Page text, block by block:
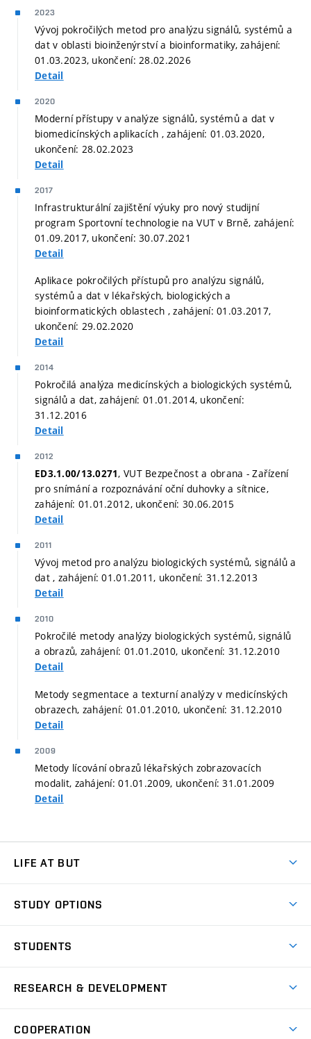
2023
Vývoj pokročilých metod pro analýzu signálů, systémů a
dat v oblasti bioinženýrství a bioinformatiky, zahájení:
01.03.2023, ukončení: 28.02.2026
Detail
2020
Moderní přístupy v analýze signálů, systémů a dat v
biomedicínských aplikacích , zahájení: 01.03.2020,
ukončení: 28.02.2023
Detail
2017
Infrastrukturální zajištění výuky pro nový studijní
program Sportovní technologie na VUT v Brně, zahájení:
01.09.2017, ukončení: 30.07.2021
Detail
Aplikace pokročilých přístupů pro analýzu signálů,
systémů a dat v lékařských, biologických a
bioinformatických oblastech , zahájení: 01.03.2017,
ukončení: 29.02.2020
Detail
2014
Pokročilá analýza medicínských a biologických systémů,
signálů a dat, zahájení: 01.01.2014, ukončení:
31.12.2016
Detail
2012
ED3.1.00/13.0271, VUT Bezpečnost a obrana - Zařízení
pro snímání a rozpoznávání oční duhovky a sítnice,
zahájení: 01.01.2012, ukončení: 30.06.2015
Detail
2011
Vývoj metod pro analýzu biologických systémů, signálů a
dat , zahájení: 01.01.2011, ukončení: 31.12.2013
Detail
2010
Pokročilé metody analýzy biologických systémů, signálů
a obrazů, zahájení: 01.01.2010, ukončení: 31.12.2010
Detail
Metody segmentace a texturní analýzy v medicínských
obrazech, zahájení: 01.01.2010, ukončení: 31.12.2010
Detail
2009
Metody lícování obrazů lékařských zobrazovacích
modalit, zahájení: 01.01.2009, ukončení: 31.01.2009
Detail
LIFE AT BUT
Dormitories
Sport
STUDY OPTIONS
Degree studies in English
E-application
STUDENTS
Academic year schedule
Welcome week
Entrepreneurship Support
RESEARCH & DEVELOPMENT
at BUT
COOPERATION